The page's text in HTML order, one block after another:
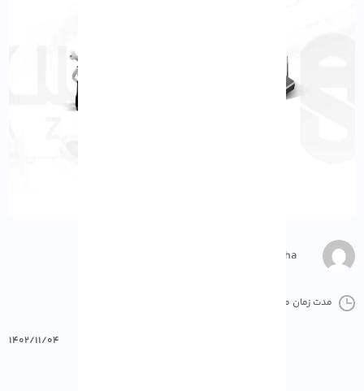
M.Gharepasha
مدت زمان مطالعه :
۱۴۰۲/۱۱/۰۴